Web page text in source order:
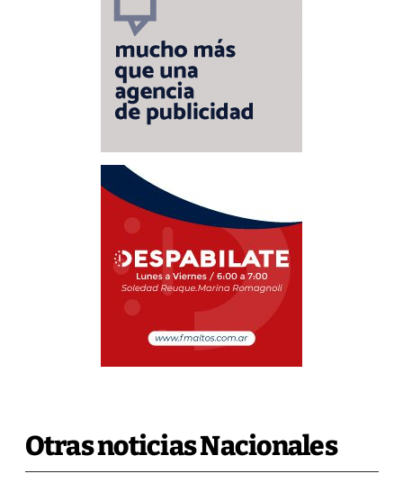
Otras noticias Nacionales